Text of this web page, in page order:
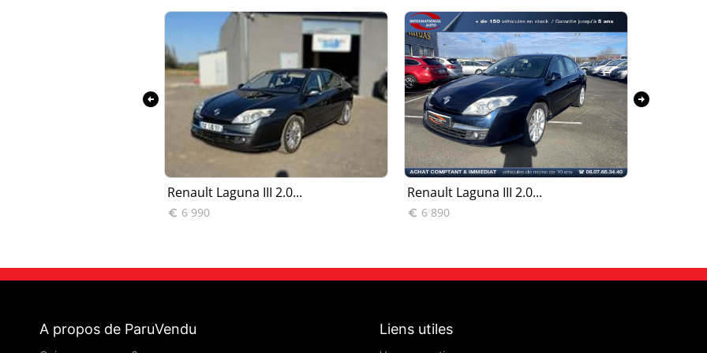
Renault Laguna III 2.0...
 6 990
Renault Laguna III 2.0...
 6 890
arrow_circle_left arrow_circle_right
A propos de ParuVendu Liens utiles